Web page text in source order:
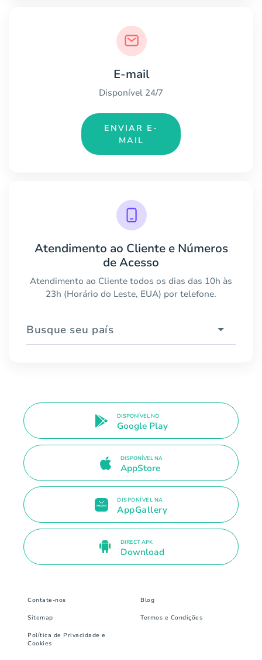
E-mail
Disponível 24/7
ENVIAR E-
MAIL
Atendimento ao Cliente e Números
de Acesso
Atendimento ao Cliente todos os dias das 10h às
23h (Horário do Leste, EUA) por telefone.
Busque seu país
DISPONÍVEL NO
Google Play
DISPONÍVEL NA
AppStore
DISPONÍVEL NA
AppGallery
DIRECT APK
Download
Contate-nos Blog
Sitemap Termos e Condições
Política de Privacidade e
Cookies